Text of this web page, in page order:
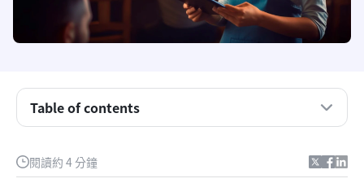
閱讀約 4 分鐘
Table of contents
每日銷售追蹤範本：需考慮的事項